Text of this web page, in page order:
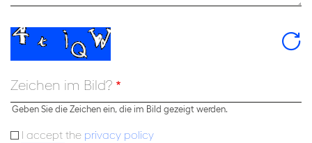
Zeichen im Bild?
Geben Sie die Zeichen ein, die im Bild gezeigt werden.
I accept the privacy policy